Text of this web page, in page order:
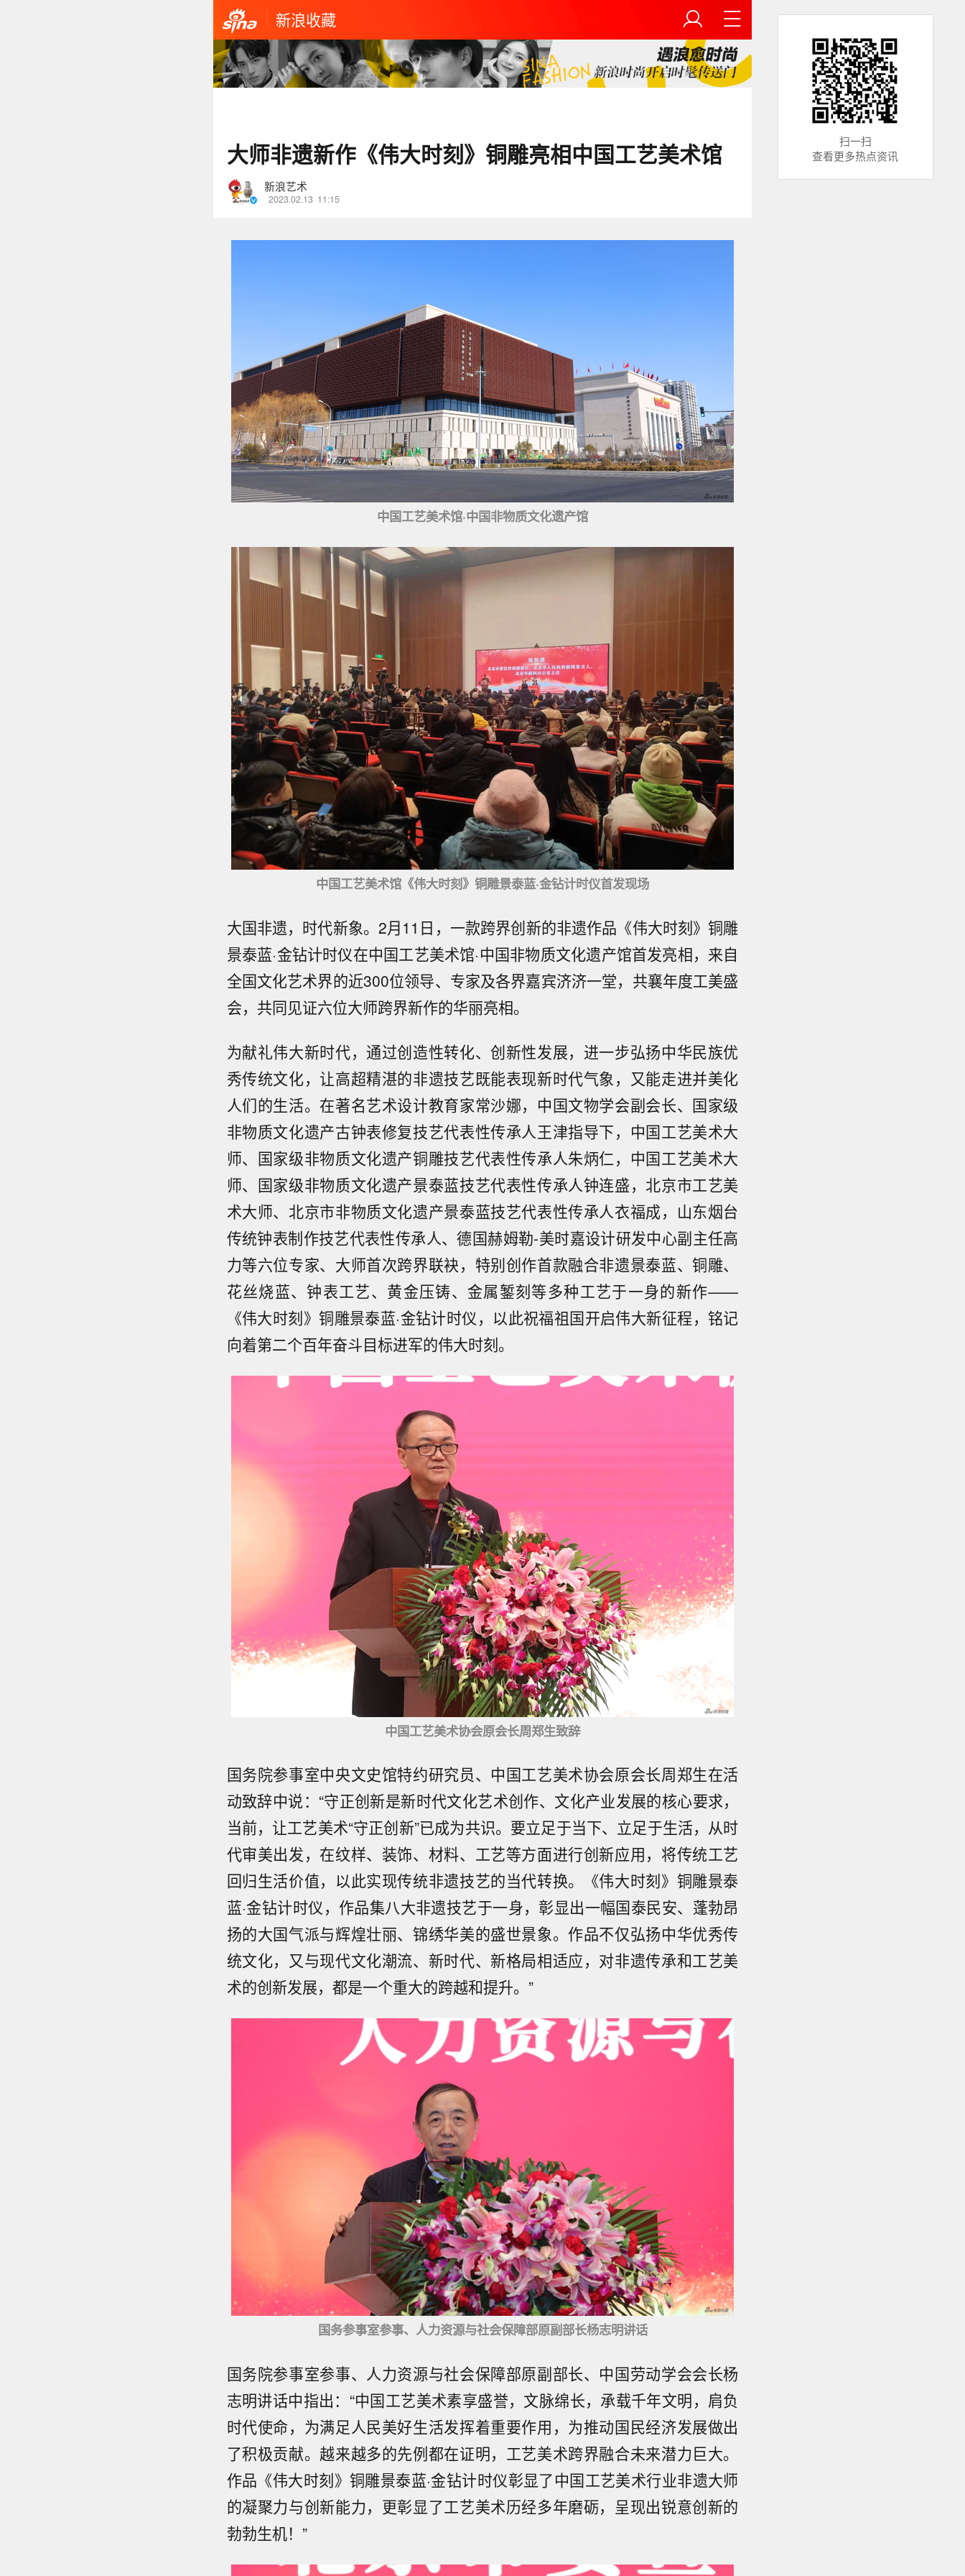
新浪收藏
大师非遗新作《伟大时刻》铜雕亮相中国工艺美术馆
新浪艺术
2023.02.13 11:15
中国工艺美术馆·中国非物质文化遗产馆
中国工艺美术馆《伟大时刻》铜雕景泰蓝·金钻计时仪首发现场
大国非遗，时代新象。2月11日，一款跨界创新的非遗作品《伟大时刻》铜雕
景泰蓝·金钻计时仪在中国工艺美术馆·中国非物质文化遗产馆首发亮相，来自
全国文化艺术界的近300位领导、专家及各界嘉宾济济一堂，共襄年度工美盛
会，共同见证六位大师跨界新作的华丽亮相。
为献礼伟大新时代，通过创造性转化、创新性发展，进一步弘扬中华民族优
秀传统文化，让高超精湛的非遗技艺既能表现新时代气象，又能走进并美化
人们的生活。在著名艺术设计教育家常沙娜，中国文物学会副会长、国家级
非物质文化遗产古钟表修复技艺代表性传承人王津指导下，中国工艺美术大
师、国家级非物质文化遗产铜雕技艺代表性传承人朱炳仁，中国工艺美术大
师、国家级非物质文化遗产景泰蓝技艺代表性传承人钟连盛，北京市工艺美
术大师、北京市非物质文化遗产景泰蓝技艺代表性传承人衣福成，山东烟台
传统钟表制作技艺代表性传承人、德国赫姆勒-美时嘉设计研发中心副主任高
力等六位专家、大师首次跨界联袂，特别创作首款融合非遗景泰蓝、铜雕、
花丝烧蓝、钟表工艺、黄金压铸、金属錾刻等多种工艺于一身的新作——
《伟大时刻》铜雕景泰蓝·金钻计时仪，以此祝福祖国开启伟大新征程，铭记
向着第二个百年奋斗目标进军的伟大时刻。
中国工艺美术协会原会长周郑生致辞
国务院参事室中央文史馆特约研究员、中国工艺美术协会原会长周郑生在活
动致辞中说：“守正创新是新时代文化艺术创作、文化产业发展的核心要求，
当前，让工艺美术“守正创新”已成为共识。要立足于当下、立足于生活，从时
代审美出发，在纹样、装饰、材料、工艺等方面进行创新应用，将传统工艺
回归生活价值，以此实现传统非遗技艺的当代转换。《伟大时刻》铜雕景泰
蓝·金钻计时仪，作品集八大非遗技艺于一身，彰显出一幅国泰民安、蓬勃昂
扬的大国气派与辉煌壮丽、锦绣华美的盛世景象。作品不仅弘扬中华优秀传
统文化，又与现代文化潮流、新时代、新格局相适应，对非遗传承和工艺美
术的创新发展，都是一个重大的跨越和提升。”
国务参事室参事、人力资源与社会保障部原副部长杨志明讲话
国务院参事室参事、人力资源与社会保障部原副部长、中国劳动学会会长杨
志明讲话中指出：“中国工艺美术素享盛誉，文脉绵长，承载千年文明，肩负
时代使命，为满足人民美好生活发挥着重要作用，为推动国民经济发展做出
了积极贡献。越来越多的先例都在证明，工艺美术跨界融合未来潜力巨大。
作品《伟大时刻》铜雕景泰蓝·金钻计时仪彰显了中国工艺美术行业非遗大师
的凝聚力与创新能力，更彰显了工艺美术历经多年磨砺，呈现出锐意创新的
勃勃生机！”
扫一扫
查看更多热点资讯